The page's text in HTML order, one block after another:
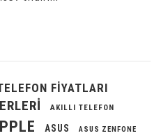
FIYATLARI
AKILLI TELEFON
ASUS ASUS ZENFONE